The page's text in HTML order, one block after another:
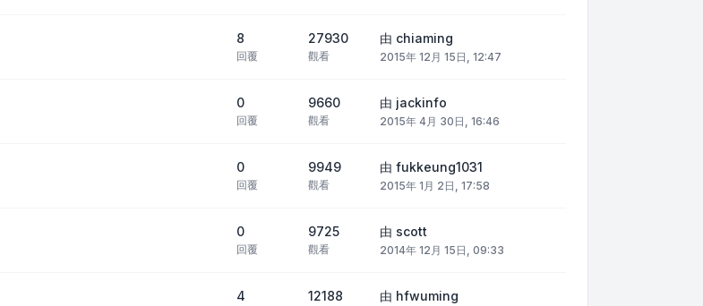
8
回覆
27930
觀看
由 chiaming
2015年 12月 15日, 12:47
0
回覆
9660
觀看
由 jackinfo
2015年 4月 30日, 16:46
0
回覆
9949
觀看
由 fukkeung1031
2015年 1月 2日, 17:58
0
回覆
9725
觀看
由 scott
2014年 12月 15日, 09:33
4 12188 由 hfwuming